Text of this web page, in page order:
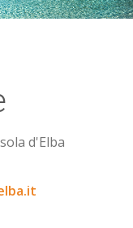
d'Elba